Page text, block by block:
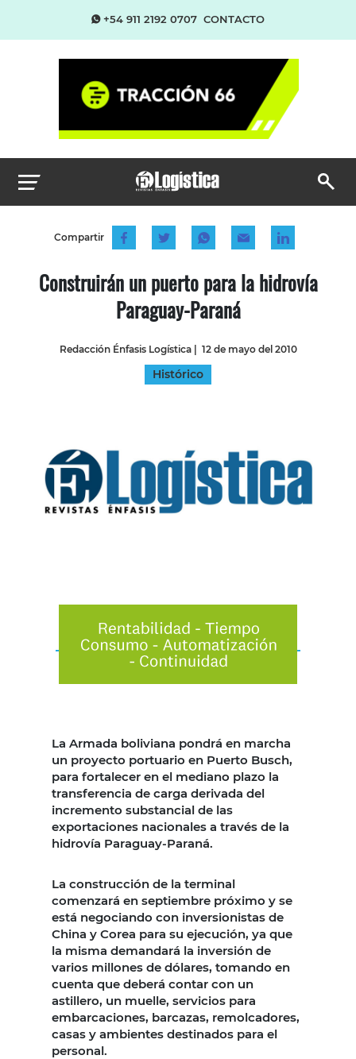
+54 911 2192 0707 CONTACTO
Compartir
Construirán un puerto para la hidrovía
Paraguay-Paraná
Redacción Énfasis Logística| 12 de mayo del 2010
Histórico
La Armada boliviana pondrá en marcha
un proyecto portuario en Puerto Busch,
para fortalecer en el mediano plazo la
transferencia de carga derivada del
incremento substancial de las
exportaciones nacionales a través de la
hidrovía Paraguay-Paraná.
La construcción de la terminal
comenzará en septiembre próximo y se
está negociando con inversionistas de
China y Corea para su ejecución, ya que
la misma demandará la inversión de
varios millones de dólares, tomando en
cuenta que deberá contar con un
astillero, un muelle, servicios para
embarcaciones, barcazas, remolcadores,
casas y ambientes destinados para el
personal.